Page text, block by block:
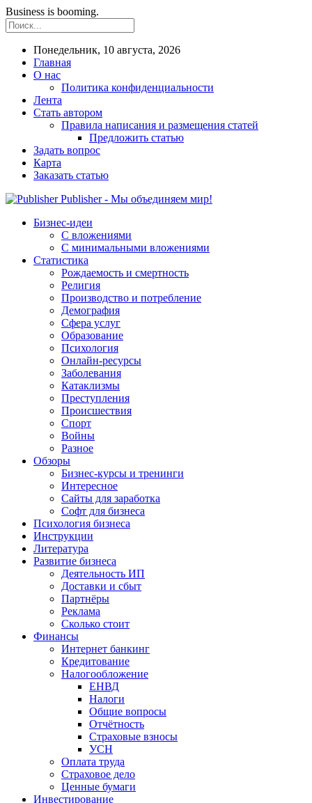
Business is booming.
Понедельник, 10 августа, 2026
Главная
О нас
Политика конфиденциальности
Лента
Стать автором
Правила написания и размещения статей
Предложить статью
Задать вопрос
Карта
Заказать статью
Publisher - Мы объединяем мир!
Бизнес-идеи
С вложениями
С минимальными вложениями
Статистика
Рождаемость и смертность
Религия
Производство и потребление
Демография
Сфера услуг
Образование
Психология
Онлайн-ресурсы
Заболевания
Катаклизмы
Преступления
Происшествия
Спорт
Войны
Разное
Обзоры
Бизнес-курсы и тренинги
Интересное
Сайты для заработка
Софт для бизнеса
Психология бизнеса
Инструкции
Литература
Развитие бизнеса
Деятельность ИП
Доставки и сбыт
Партнёры
Реклама
Сколько стоит
Финансы
Интернет банкинг
Кредитование
Налогообложение
ЕНВД
Налоги
Общие вопросы
Отчётность
Страховые взносы
УСН
Оплата труда
Страховое дело
Ценные бумаги
Инвестирование